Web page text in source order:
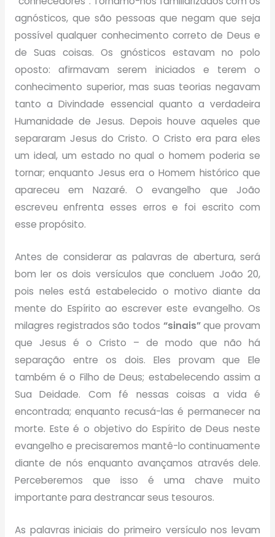
agnósticos, que são pessoas que negam que seja
possível qualquer conhecimento correto de Deus e
de Suas coisas. Os gnósticos estavam no polo
oposto: afirmavam serem iniciados e terem o
conhecimento superior, mas suas teorias negavam
tanto a Divindade essencial quanto a verdadeira
Humanidade de Jesus. Depois houve aqueles que
separaram Jesus do Cristo. O Cristo era para eles
um ideal, um estado no qual o homem poderia se
tornar; enquanto Jesus era o Homem histórico que
apareceu em Nazaré. O evangelho que João
escreveu enfrenta esses erros e foi escrito com
esse propósito.
Antes de considerar as palavras de abertura, será
bom ler os dois versículos que concluem João 20,
pois neles está estabelecido o motivo diante da
mente do Espírito ao escrever este evangelho. Os
milagres registrados são todos “sinais”que provam
que Jesus é o Cristo – de modo que não há
separação entre os dois. Eles provam que Ele
também é o Filho de Deus; estabelecendo assim a
Sua Deidade. Com fé nessas coisas a vida é
encontrada; enquanto recusá-las é permanecer na
morte. Este é o objetivo do Espírito de Deus neste
evangelho e precisaremos mantê-lo continuamente
diante de nós enquanto avançamos através dele.
Perceberemos que isso é uma chave muito
importante para destrancar seus tesouros.
As palavras iniciais do primeiro versículo nos levam